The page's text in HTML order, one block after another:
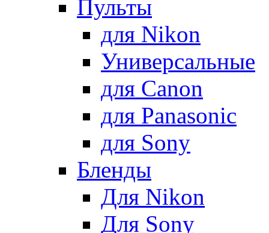
Пульты
для Nikon
Универсальные
для Canon
для Panasonic
для Sony
Бленды
Для Nikon
Для Sony